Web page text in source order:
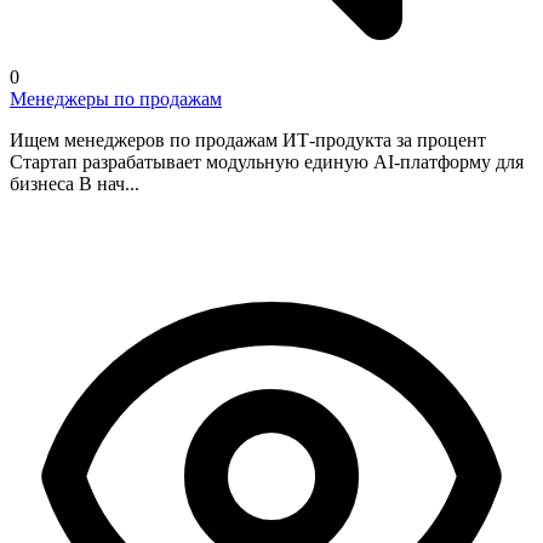
0
Менеджеры по продажам
Ищем менеджеров по продажам ИТ-продукта за процент
Стартап разрабатывает модульную единую AI-платформу для
бизнеса В нач...